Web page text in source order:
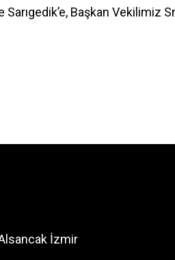
Başkan Vekilimiz
İzmir